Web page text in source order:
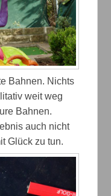
Bahnen. Nichts
weit weg
Bahnen.
auch nicht
Glück zu tun.